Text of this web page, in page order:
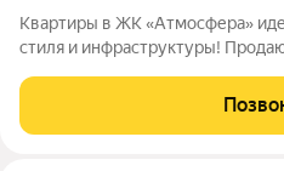
Квартиры в ЖК «Атмосфера» идеальное сочетание комфорта,
стиля и инфраструктуры!
отоплением, увеличенными
планировками. Уже в продаже! О